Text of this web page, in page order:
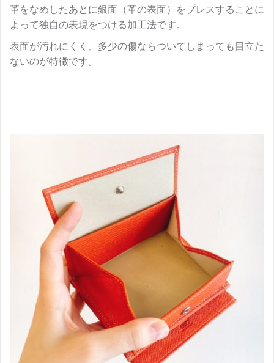
革をなめしたあとに銀面（革の表面）をプレスすることに
よって独自の表現をつける加工法です。
表面が汚れにくく、多少の傷ならついてしまっても目立た
ないのが特徴です。